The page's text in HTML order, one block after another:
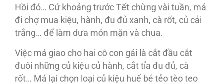
Hồi đó… Cứ khoảng trước Tết chừng vài tuần, má
đi chợ mua kiệu, hành, đu đủ xanh, cà rốt, củ cải
trắng… để làm dưa món mặn và chua.
Việc má giao cho hai cô con gái là cắt đầu cắt
đuôi những củ kiệu củ hành, cắt tỉa đu đủ, cà
rốt… Má lại chọn loại củ kiệu huế bé tẻo tèo teo